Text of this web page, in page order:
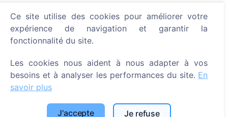
Paramètres des cookies
Services
Ce site utilise des cookies pour améliorer votre
expérience de navigation et garantir la
fonctionnalité du site.
Les cookies nous aident à nous adapter à vos
besoins et à analyser les performances du site. En
savoir plus
J'accepte Je refuse